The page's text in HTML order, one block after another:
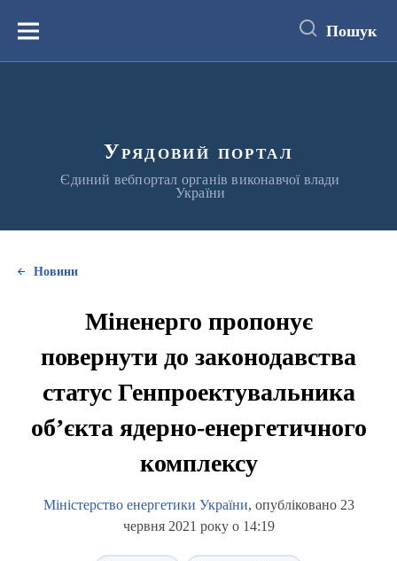
вмістуМеню Пошук
Урядовий портал
Єдиний вебпортал органів виконавчої влади
України
Новини
Міненерго пропонує
повернути до законодавства
статус Генпроектувальника
об’єкта ядерно-енергетичного
комплексу
Міністерство енергетики України, опубліковано 23
червня 2021 року о 14:19